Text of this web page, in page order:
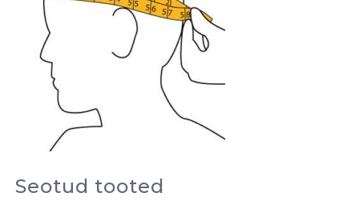
Seotud tooted